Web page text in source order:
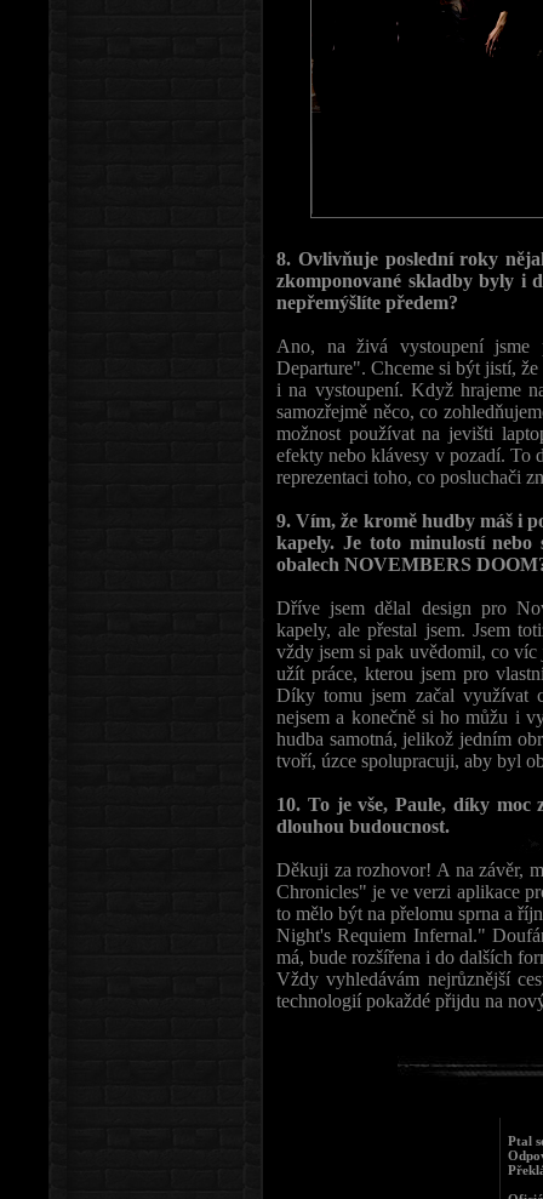
8. Ovlivňuje poslední roky
zkomponované skladby byly i
nepřemýšlíte předem?
Ano, na živá vystoupení
Departure". Chceme si být jistí, že
i na vystoupení. Když hrajeme
samozřejmě něco, co
možnost používat na jevišti
efekty nebo klávesy v pozadí. To
reprezentaci toho, co posluchači
9. Vím, že kromě hudby máš i
kapely. Je toto minulostí nebo
obalech NOVEMBERS
Dříve jsem dělal design pro
kapely, ale přestal jsem. Jsem
vždy jsem si pak uvědomil, co víc
užít práce, kterou jsem pro
Díky tomu jsem začal využívat
nejsem a konečně si ho můžu i
hudba samotná, jelikož jedním
tvoří, úzce spolupracuji, aby byl
10. To je vše, Paule, díky moc
dlouhou budoucnost.
Děkuji za rozhovor! A na závěr,
Chronicles" je ve verzi aplikace
to mělo být na přelomu sprna a
Night's Requiem Infernal."
má, bude rozšířena i do dalších
Vždy vyhledávám nejrůznější
technologií pokaždé přijdu na
Ptal